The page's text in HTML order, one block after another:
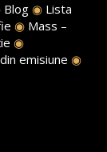
Blog ◉ Lista
◉ Mass –
◉
emisiune ◉